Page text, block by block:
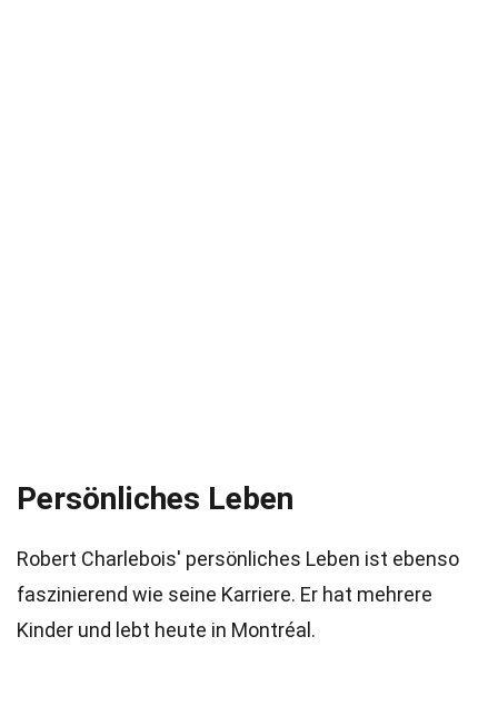
Persönliches Leben
Robert Charlebois' persönliches Leben ist ebenso
faszinierend wie seine Karriere. Er hat mehrere
Kinder und lebt heute in Montréal.